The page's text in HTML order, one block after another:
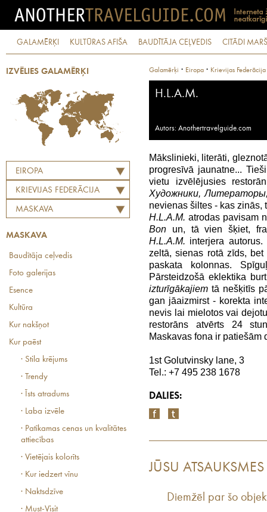
GALAMĒRĶI KULTŪRAS AFIŠA BAUDĪTĀJA CEĻVEDIS CITĀDI
IZVĒLIES GALAMĒRĶI
EIROPA
KRIEVIJAS FEDERĀCIJA
MASKAVA
MASKAVA
Baudītāja ceļvedis
Foto galerijas
Esence
Kultūra
Kur nakšņot
Kur paēst
· Stila krējums
· Trendy
· Īsts atradums
· Laba izvēle
· Patīkamas cenas un kvalitātes
attiecības
· Vietējais kolorīts
· Kur iedzert vīnu
· Naktsdzīve
· Must-Visit
Galamērķi · Eiropa · Krievijas Federācija
H.L.A.M.
Autors: Anothertravelguide.com
Mākslinieki, literāti,
progresīvā jaunatne...
vietu izvēlējusies
Художники,
nevienas šiltes - kas zinās,
H.L.A.M. atrodas pavisam
Bon un, tā vien šķiet,
H.L.A.M. interjera
zeltā, sienas rotā zīds,
paskata kolonnas.
Pārsteidzošā eklektika
izturīgākajiem tā nešķitīs
gan jāaizmirst - korekta
nevis lai mielotos vai
restorāns atvērts 24
Maskavas fona ir patiešām
1st Golutvinsky lane, 3
Tel.: +7 495 238 1678
DALIES:
JŪSU ATSAUKSMES
Diemžēl par šo